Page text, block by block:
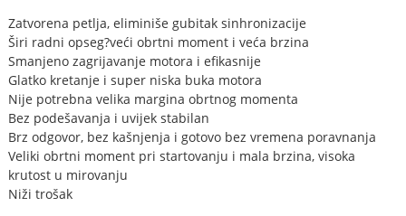
Zatvorena petlja, eliminiše gubitak sinhronizacije
Širi radni opseg?veći obrtni moment i veća brzina
Smanjeno zagrijavanje motora i efikasnije
Glatko kretanje i super niska buka motora
Nije potrebna velika margina obrtnog momenta
Bez podešavanja i uvijek stabilan
Brz odgovor, bez kašnjenja i gotovo bez vremena poravnanja
Veliki obrtni moment pri startovanju i mala brzina, visoka
krutost u mirovanju
Niži trošak